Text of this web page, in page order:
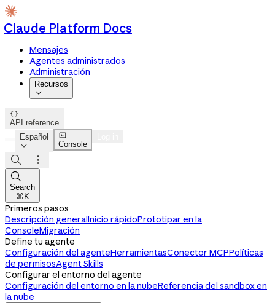
Claude Platform Docs
Mensajes
Agentes administrados
Administración
Recursos


API reference
Español


Console



Search
⌘K
Primeros pasos
Descripción generalInicio rápidoPrototipar en la
ConsoleMigración
Define tu agente
Configuración del agenteHerramientasConector MCPPolíticas
de permisosAgent Skills
Configurar el entorno del agente
Configuración del entorno en la nubeReferencia del sandbox en
la nube